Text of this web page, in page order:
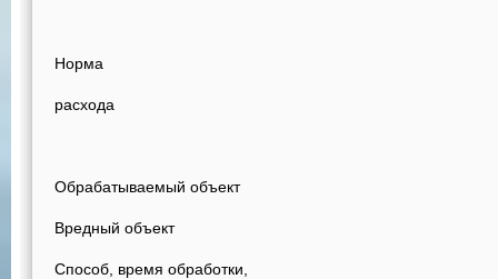
Норма
расхода
Обрабатываемый объект
Вредный объект
Способ, время обработки,